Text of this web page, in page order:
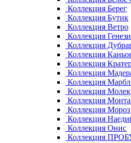
Коллекция Берег
Коллекция Бутик
Коллекция Ветро
Коллекция
Коллекция
Коллекция
Коллекция
Коллекция
Коллекция
Коллекция
Коллекция
Коллекция
Коллекция
Коллекция Онис
Коллекция